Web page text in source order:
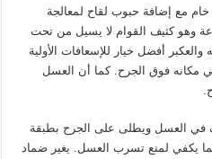
مع إضافة حبوب لقاح لمعالجة
وهو كثيف القوام لا يسيل من تحت
أفضل خيار للإسعافات الأولية
مكانه فوق الجرح. كما أن العسل
العسل ويطلى على الجرح بطبقة
يكفي لمنع تسرب العسل. يغير ضماد